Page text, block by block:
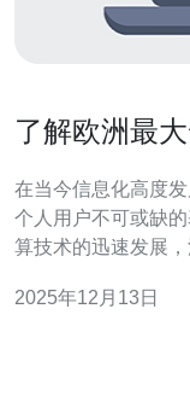
了解欧洲最
在当今信息化高度
个人用户不可或缺
算技术的迅速发展
帮助您在选择时做出明智的决策。
2025年12月13日